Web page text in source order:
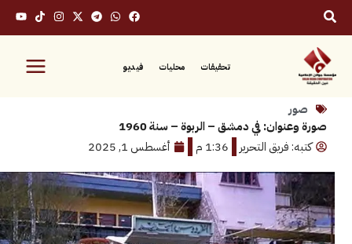
محليات فيديو
في دمشق – الربوة – سنة 1960
فريق التحرير
1:36 م أغسطس 1, 2025